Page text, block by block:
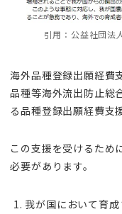
引用：公益社団法
海外品種登録出願経費
品種等海外流出防止総
る品種登録出願経費支
この支援を受けるため
必要があります。
我が国において育